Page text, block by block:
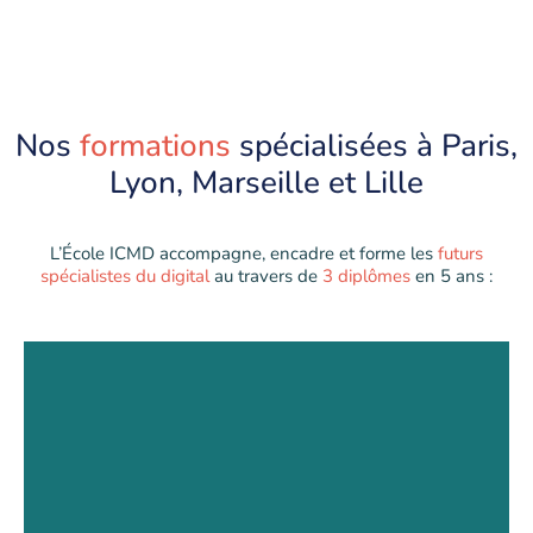
Nos formations spécialisées à Paris,
Lyon, Marseille et Lille
L’École ICMD accompagne, encadre et forme les futurs
spécialistes du digitalau travers de 3 diplômes en 5 ans :